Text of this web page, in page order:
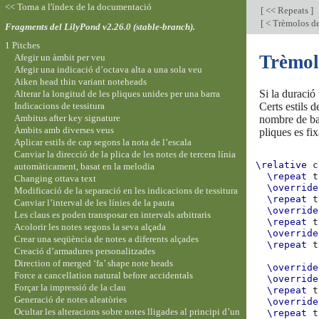
[ << Repeats ]
[ < Trèmolos
Si la duració
Certs estils
nombre de
pliques es
\relative
\repeat
\override
\repeat
\override
\repeat
\override
\repeat
\override
\override
\repeat
\override
\repeat
<< Torna a l'índex de la documentació
Fragments del LilyPond v2.26.0 (stable-branch).
1 Pitches
Afegir un àmbit per veu
Afegir una indicació d’octava alta a una sola veu
Aiken head thin variant noteheads
Alterar la longitud de les pliques unides per una barra
Indicacions de tessitura
Ambitus after key signature
Àmbits amb diverses veus
Aplicar estils de cap segons la nota de l’escala
Canviar la direcció de la plica de les notes de tercera línia
automàticament, basat en la melodia
Changing ottava text
Modificació de la separació en les indicacions de tessitura
Canviar l’interval de les línies de la pauta
Les claus es poden transposar en intervals arbitraris
Acolorir les notes segons la seva alçada
Crear una seqüència de notes a diferents alçades
Creació d’armadures personalitzades
Direction of merged ‘fa’ shape note heads
Force a cancellation natural before accidentals
Forçar la impressió de la clau
Generació de notes aleatòries
Ocultar les alteracions sobre notes lligades al principi d’un